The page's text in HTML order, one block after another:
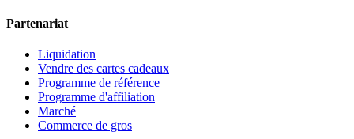
Partenariat
Liquidation
Vendre des cartes cadeaux
Programme de référence
Programme d'affiliation
Marché
Commerce de gros